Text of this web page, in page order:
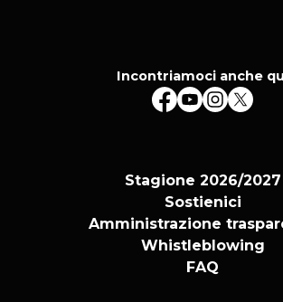
Incontriamoci anche
Stagione 2026/2027
Sostienici
Amministrazione
Whistleblowing
FAQ